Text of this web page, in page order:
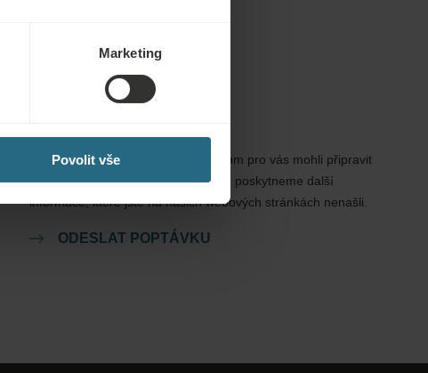
Marketing
Povolit vše
Zašlete nám svou poptávku, abychom pro vás mohli připravit
nejlepší možnou nabídku. Rádi vám poskytneme další
informace, které jste na našich webových stránkách nenašli.
ODESLAT POPTÁVKU